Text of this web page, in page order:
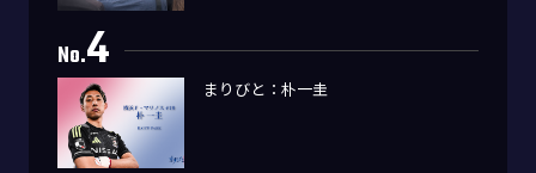
No.4
まりびと：朴一圭